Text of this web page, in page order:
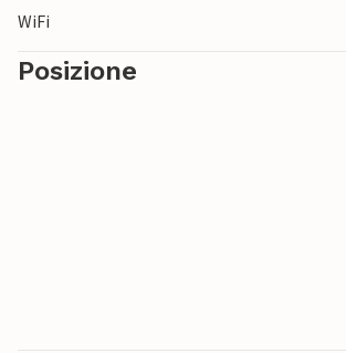
WiFi
Posizione